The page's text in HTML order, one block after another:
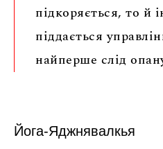
підкоряється, то й
піддається
найперше слід
Йога-Яджнявалкья